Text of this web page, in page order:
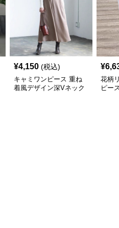
¥4,150 (税込)
キャミワンピース 重ね
着風デザイン深Vネック
¥
花柄
ピー